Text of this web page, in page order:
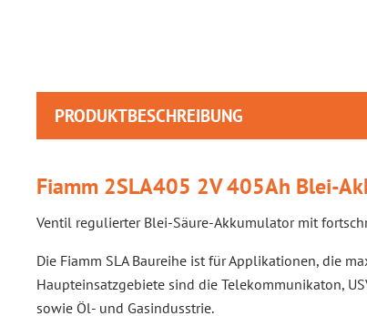
PRODUKTBESCHREIBUNG
Fiamm 2SLA405 2V 405Ah Blei-
Ventil regulierter Blei-Säure-Akkumulator mit
Die Fiamm SLA Baureihe ist für Applikationen, die
Haupteinsatzgebiete sind die Telekommunikaton,
sowie Öl- und Gasindusstrie.